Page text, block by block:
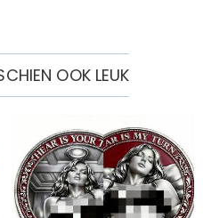
OOK LEUK